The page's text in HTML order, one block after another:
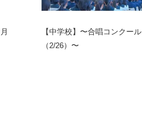
【中学校】〜合唱コンクール
（2/26）〜